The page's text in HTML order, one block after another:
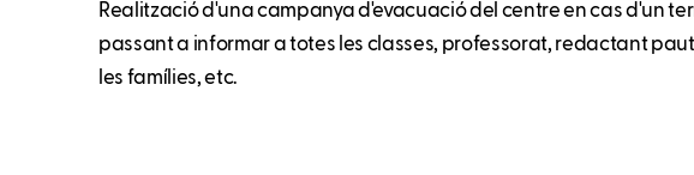
Realització d'una campanya d'evacuació del centre en cas d'un
passant a informar a totes les classes, professorat, redactant
les famílies, etc.